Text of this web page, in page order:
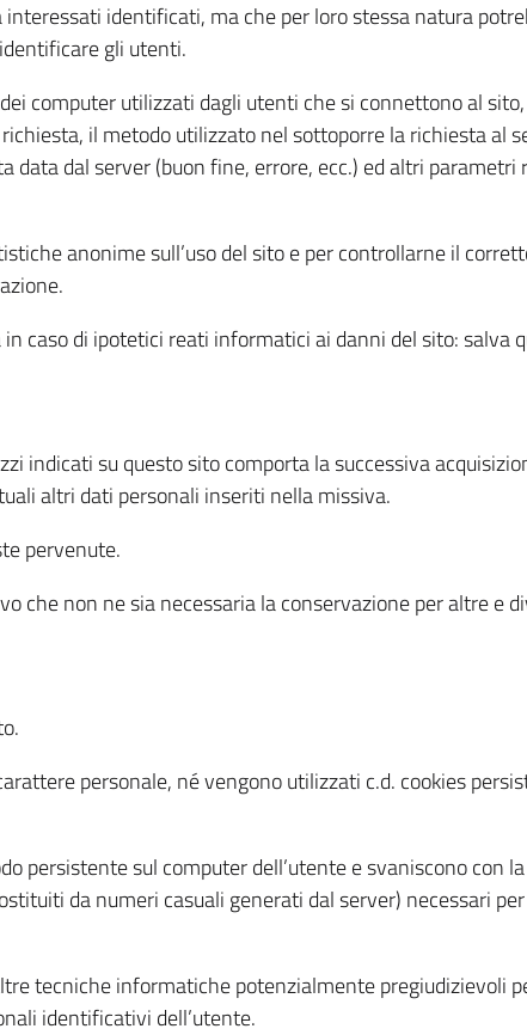
identificati, ma che per loro stessa natura
gli utenti.
computer utilizzati dagli utenti che si connettono al
il metodo utilizzato nel sottoporre la richiesta al
dal server (buon fine, errore, ecc.) ed altri
anonime sull’uso del sito e per controllarne il
caso di ipotetici reati informatici ai danni del sito: salva
indicati su questo sito comporta la successiva
altri dati personali inseriti nella missiva.
pervenute.
che non ne sia necessaria la conservazione per altre e
personale, né vengono utilizzati c.d. cookies
persistente sul computer dell’utente e svaniscono con
da numeri casuali generati dal server) necessari
tecniche informatiche potenzialmente pregiudizievoli
identificativi dell’utente.